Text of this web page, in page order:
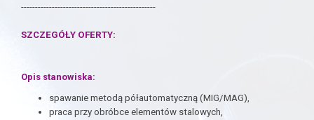
------------------------------------------------
SZCZEGÓŁY OFERTY:
Opis stanowiska:
spawanie metodą półautomatyczną (MIG/MAG),
praca przy obróbce elementów stalowych,